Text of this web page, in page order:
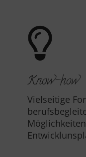
Know-how
Vielseitige